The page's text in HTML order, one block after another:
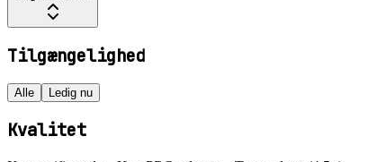
Tilgængelighed
Alle Ledig nu
Kvalitet